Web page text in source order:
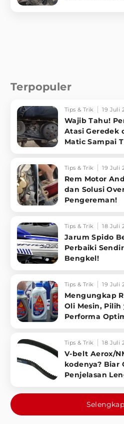
Terpopuler
Tips & Trik 19 Juli
Wajib Tahu!
Atasi Geredek
Matic Sampai
Tips & Trik 19 Juli
Rem Motor
dan Solusi
Pengereman!
Tips & Trik 18 Juli
Jarum Spido
Perbaiki
Bengkel!
Tips & Trik 19 Juli
Mengungkap
Oli Mesin,
Performa
Tips & Trik 18 Juli
V-belt Aerox/
kodenya? Biar
Penjelasan